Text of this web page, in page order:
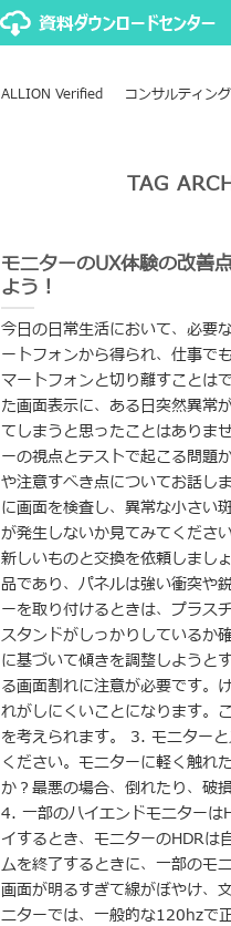
ALLION Verified コンサルティン
TAG
モニターのUX体験の改善
よう！
今日の日常生活において、必要
ートフォンから得られ、仕事で
マートフォンと切り離すことは
た画面表示に、ある日突然異常
てしまうと思ったことはありま
ーの視点とテストで起こる問題
や注意すべき点についてお話し
に画面を検査し、異常な小さい
が発生しないか見てみてくださ
新しいものと交換を依頼しまし
品であり、パネルは強い衝突や
ーを取り付けるときは、プラス
スタンドがしっかりしているか
に基づいて傾きを調整しようと
る画面割れに注意が必要です。
れがしにくいことになります。
を考えられます。 3. モニター
ください。モニターに軽く触れ
か？最悪の場合、倒れたり、破
4. 一部のハイエンドモニターは
イするとき、モニターのHDRは
ムを終了するときに、一部のモ
画面が明るすぎて線がぼやけ、
ニターでは、一般的な120hzで